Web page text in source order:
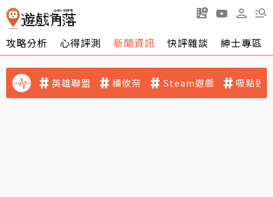
攻略分析 心得評測 新聞資訊 快評雜談 紳士專區
英雄聯盟 橘攸奈 Steam遊戲 吸點迷